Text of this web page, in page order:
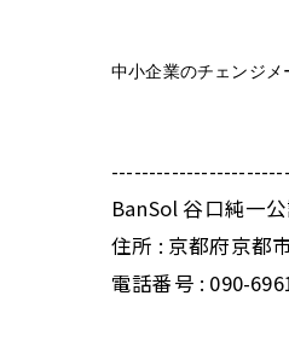
中小企業のチェンジ
BanSol 谷口純一
住所 : 京都府京都
電話番号 : 090-